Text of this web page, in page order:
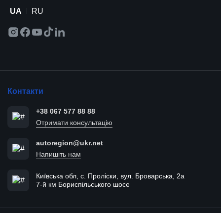
UA RU
Контакти
+38 067 577 88 88
Отримати консультацію
autoregion@ukr.net
Напишіть нам
Київська обл, с. Проліски, вул. Броварська, 2а
7-й км Бориспільського шосе